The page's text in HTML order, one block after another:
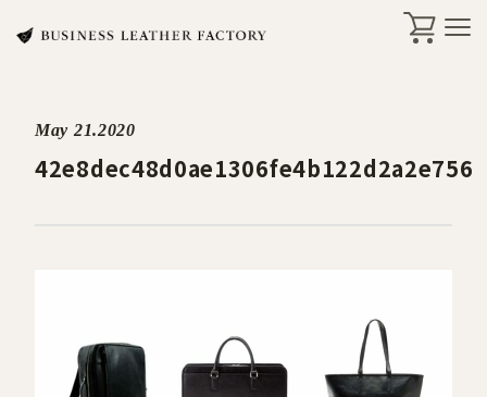
search
ケア・修理
May 21.2020
42e8dec48d0ae1306fe4b122d2a2e756